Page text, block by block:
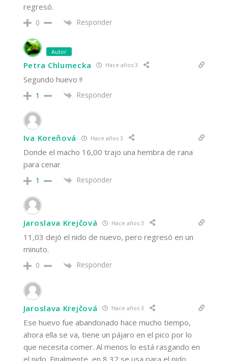
regresó.
0 Responder
Autor
Petra Chlumecka Hace años 3
Segundo huevo !!
1 Responder
Iva Koreňová Hace años 3
Donde el macho 16,00 trajo una hembra de rana
para cenar
1 Responder
Jaroslava Krejčová Hace años 3
11,03 dejó el nido de nuevo, pero regresó en un
minuto.
0 Responder
Jaroslava Krejčová Hace años 3
Ese huevo fue abandonado hace mucho tiempo,
ahora ella se va, tiene un pájaro en el pico por lo
que necesita comer. Al menos lo está rasgando en
el nido. Finalmente, en 8,32 se usa para el nido.